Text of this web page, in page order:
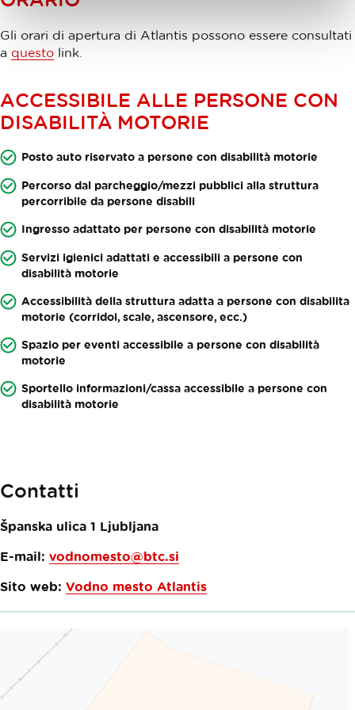
Gli orari di apertura di Atlantis possono essere consultati
a questo link.
ACCESSIBILE ALLE PERSONE CON
DISABILITÀ MOTORIE
Posto auto riservato a persone con disabilità motorie
Percorso dal parcheggio/mezzi pubblici alla struttura
percorribile da persone disabili
Ingresso adattato per persone con disabilità motorie
Servizi igienici adattati e accessibili a persone con
disabilità motorie
Accessibilità della struttura adatta a persone con disabilita
motorie (corridoi, scale, ascensore, ecc.)
Spazio per eventi accessibile a persone con disabilità
motorie
Sportello informazioni/cassa accessibile a persone con
disabilità motorie
Contatti
Španska ulica 1 Ljubljana
E-mail: vodnomesto@btc.si
Sito web: Vodno mesto Atlantis